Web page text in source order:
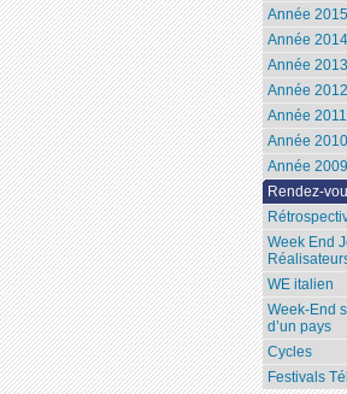
Année 2015
Année 2014
Année 2013
Année 2012
Année 2011
Année 2010
Année 2009
Rendez-
Week End
WE italien
Week-End
d’un pays
Cycles
Festivals